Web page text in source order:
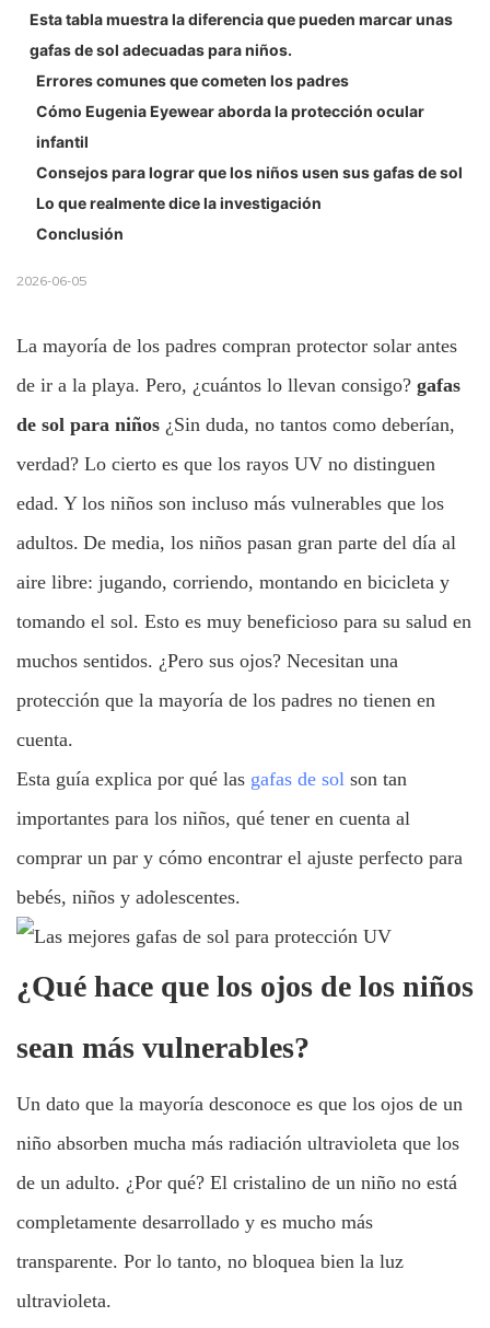
son ligeras, resisten fuertes impactos y no se rompen. Son la
opción más segura para niños activos y se encuentran
comúnmente en gafas de sol infantiles de alta calidad.
3. Monturas envolventes o ajustadas
Los rayos UV no viajan solo en línea recta. Se reflejan en el
agua, la arena y el pavimento. La montura envolvente
proporciona una protección adicional alrededor del rostro y
minimiza la cantidad de luz UV que entra por los lados.
Niños (de 4 a 10 años)
Adolescentes (de 11 a 17 años)
Esta tabla muestra la diferencia que pueden marcar unas
gafas de sol adecuadas para niños.
Errores comunes que cometen los padres
Cómo Eugenia Eyewear aborda la protección ocular
infantil
Consejos para lograr que los niños usen sus gafas de sol
Lo que realmente dice la investigación
Conclusión
2026-06-05
La mayoría de los padres compran protector solar antes
de ir a la playa. Pero, ¿cuántos lo llevan consigo? gafas
de sol para niños ¿Sin duda, no tantos como deberían,
verdad? Lo cierto es que los rayos UV no distinguen
edad. Y los niños son incluso más vulnerables que los
adultos. De media, los niños pasan gran parte del día al
aire libre: jugando, corriendo, montando en bicicleta y
tomando el sol. Esto es muy beneficioso para su salud en
muchos sentidos. ¿Pero sus ojos? Necesitan una
protección que la mayoría de los padres no tienen en
cuenta.
Esta guía explica por qué las gafas de sol son tan
importantes para los niños, qué tener en cuenta al
comprar un par y cómo encontrar el ajuste perfecto para
bebés, niños y adolescentes.
¿Qué hace que los ojos de los niños
sean más vulnerables?
Un dato que la mayoría desconoce es que los ojos de un
niño absorben mucha más radiación ultravioleta que los
de un adulto. ¿Por qué? El cristalino de un niño no está
completamente desarrollado y es mucho más
transparente. Por lo tanto, no bloquea bien la luz
ultravioleta.